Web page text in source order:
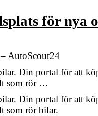
för nya
AutoScout24
Din portal för att
som rör …
Din portal för att
som rör bilar.